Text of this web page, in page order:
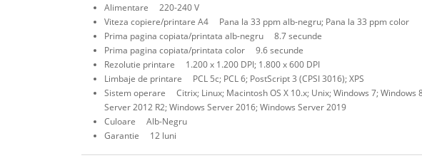
Alimentare 220-240 V
Viteza copiere/printare A4 Pana la 33 ppm alb-negru; Pana la 33 ppm color
Prima pagina copiata/printata alb-negru 8.7 secunde
Prima pagina copiata/printata color 9.6 secunde
Rezolutie printare 1.200 x 1.200 DPI; 1.800 x 600 DPI
Limbaje de printare PCL 5c; PCL 6; PostScript 3 (CPSI 3016); XPS
Sistem operare Citrix; Linux; Macintosh OS X 10.x; Unix; Windows 7; Windows
Server 2012 R2; Windows Server 2016; Windows Server 2019
Culoare Alb-Negru
Garantie 12 luni